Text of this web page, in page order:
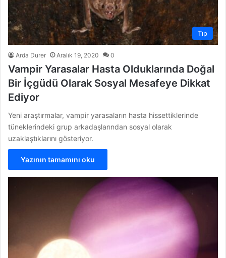
Tıp
Arda Durer Aralık 19, 2020 0
Vampir Yarasalar Hasta Olduklarında Doğal
Bir İçgüdü Olarak Sosyal Mesafeye Dikkat
Ediyor
Yeni araştırmalar, vampir yarasaların hasta hissettiklerinde
tüneklerindeki grup arkadaşlarından sosyal olarak
uzaklaştıklarını gösteriyor.
Yazının tamamını oku